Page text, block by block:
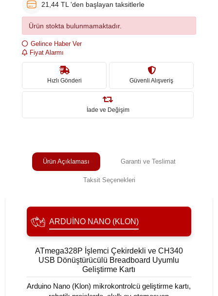
21,44 TL 'den başlayan taksitlerle
Ürün stokta bulunmamaktadır.
Gelince Haber Ver
Fiyat Alarmı
Hızlı Gönderi Güvenli Alışveriş
İade ve Değişim
Ürün Açıklaması Garanti ve Teslimat
Taksit Seçenekleri
ARDUINO NANO (KLON)
ATmega328P İşlemci Çekirdekli ve CH340
USB Dönüştürücülü Breadboard Uyumlu
Geliştirme Kartı
Arduino Nano (Klon) mikrokontrolcü geliştirme kartı,